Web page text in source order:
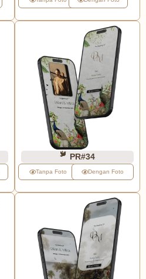
PR#34
Tanpa Foto Dengan Foto